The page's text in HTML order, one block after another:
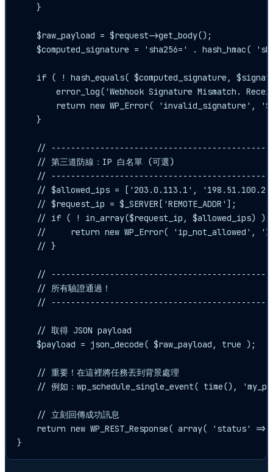
    }
    $raw_payload = $request->get_body();
$computed_signature = 'sha256=' . hash_hmac(
if ( ! hash_equals( $computed_signature,
error_log('Webhook Signature Mismatch.
return new WP_Error( 'invalid_signature',
    }
//
    // 第三道防線：IP 白名單 (可選)
//
// $allowed_ips = ['203.0.113.1',
    // $request_ip = $_SERVER['REMOTE_ADDR'];
// if ( ! in_array($request_ip, $allowed_ips) )
//     return new WP_Error( 'ip_not_allowed',
    // }
//
    // 所有驗證通過！
//
    // 取得 JSON payload
    $payload = json_decode( $raw_payload, true );
    // 重要！在這裡將任務丟到背景處理
// 例如：wp_schedule_single_event( time(),
    // 立刻回傳成功訊息
return new WP_REST_Response( array( 'status'